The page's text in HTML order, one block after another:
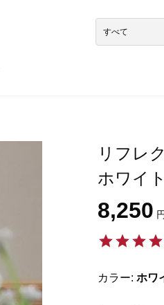
リフレ
ホワイト
8,250
カラー: ホワ